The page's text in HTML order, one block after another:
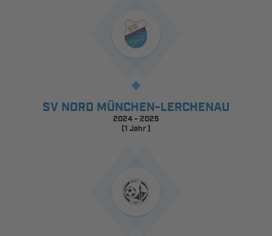
SV NORD MÜNCHEN-LERCHENAU
2024 - 2025
(1 Jahr )